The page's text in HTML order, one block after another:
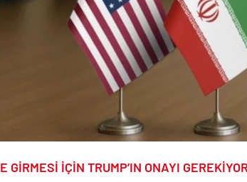
GİRMESİ İÇİN TRUMP’IN ONAYI